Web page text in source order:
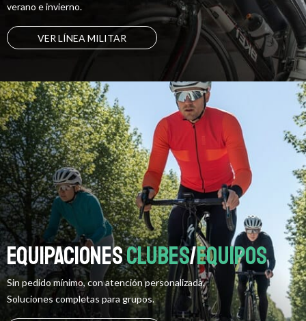
verano e invierno.
VER LÍNEA MILITAR
Equipacionesclubes/equipos
Sin pedido mínimo, con atención personalizada.
Soluciones completas para grupos.